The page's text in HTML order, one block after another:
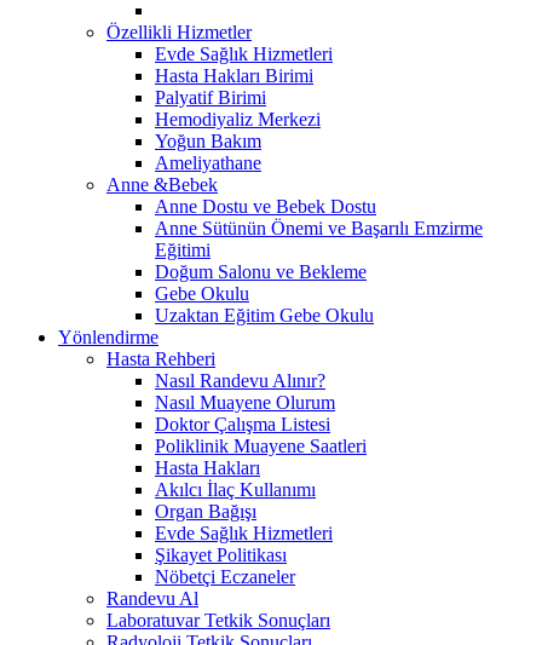
Özellikli Hizmetler
Evde Sağlık Hizmetleri
Hasta Hakları Birimi
Palyatif Birimi
Hemodiyaliz Merkezi
Yoğun Bakım
Ameliyathane
Anne &Bebek
Anne Dostu ve Bebek Dostu
Anne Sütünün Önemi ve Başarılı Emzirme
Eğitimi
Doğum Salonu ve Bekleme
Gebe Okulu
Uzaktan Eğitim Gebe Okulu
Yönlendirme
Hasta Rehberi
Nasıl Randevu Alınır?
Nasıl Muayene Olurum
Doktor Çalışma Listesi
Poliklinik Muayene Saatleri
Hasta Hakları
Akılcı İlaç Kullanımı
Organ Bağışı
Evde Sağlık Hizmetleri
Şikayet Politikası
Nöbetçi Eczaneler
Randevu Al
Laboratuvar Tetkik Sonuçları